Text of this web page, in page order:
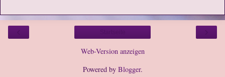
‹ ›
Web-Version anzeigen
Powered by Blogger.